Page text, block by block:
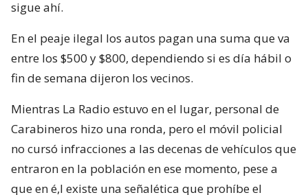
sigue ahí.
En el peaje ilegal los autos pagan una suma que va
entre los $500 y $800, dependiendo si es día hábil o
fin de semana dijeron los vecinos.
Mientras La Radio estuvo en el lugar, personal de
Carabineros hizo una ronda, pero el móvil policial
no cursó infracciones a las decenas de vehículos que
entraron en la población en ese momento, pese a
que en é,l existe una señalética que prohíbe el